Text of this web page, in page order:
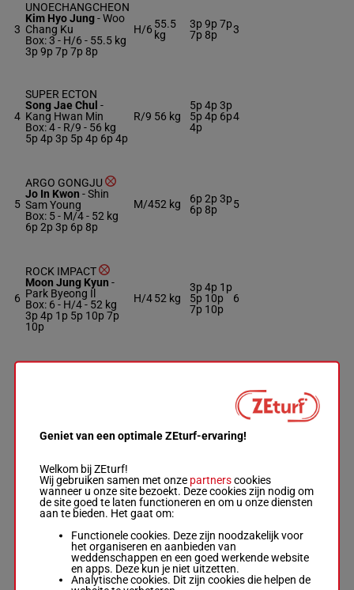
3
UNOECHANGCHEON
Kim Hyo Jung-Woo
Chang Ku
Box: 3 - H/6 - 55.5 kg
3p 9p 7p 7p 8p
H/6 55.5
kg
3p 9p 7p
7p 8p
3
4
SUPER ECTON
Song Jae Chul -
Kang Hwan Min
Box: 4 - R/9 - 56 kg
5p 4p 3p 5p 4p 6p 4p
R/9 56 kg
5p 4p 3p
5p 4p 6p
4p
4
5
ARGO GONGJU
Jo In Kwon -Shin
Sam Young
Box: 5 - M/4 - 52 kg
6p 2p 3p 6p 8p
M/452 kg
6p 2p 3p
6p 8p
5
6
ROCK IMPACT
Moon Jung Kyun -
Park Byeong Il
Box: 6 - H/4 - 52 kg
3p 4p 1p 5p 10p 7p
10p
H/452 kg
3p 4p 1p
5p 10p
7p 10p
6
O Su Cheol-An Hae
Yang
Box: 8 -H/4 - 50 kg
4p 3p
H/450 kg 4p 3p 8
MISS WIN STAR
Bum Hyun C.-Choi
Box: 9 -H/5 -53.5 kg H/553.5
kg
7p 3p
15p 5p
1p 1p 4p
9
Geniet van een optimale ZEturf-ervaring!
Welkom bij ZEturf!
Wij gebruiken samen met onze partnerscookies
wanneer u onze site bezoekt. Deze cookies zijn nodig om
de site goed te laten functioneren en om u onze diensten
aan te bieden. Het gaat om:
Functionele cookies. Deze zijn noodzakelijk voor
het organiseren en aanbieden van
weddenschappen en een goed werkende website
en apps. Deze kun je niet uitzetten.
Analytische cookies. Dit zijn cookies die helpen de